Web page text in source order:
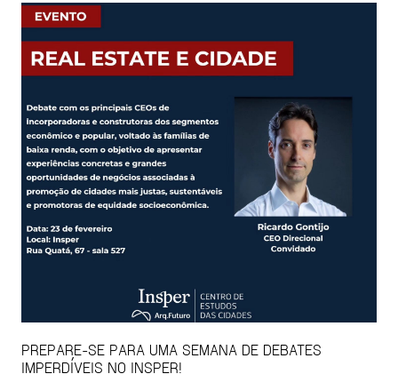
PREPARE-SE PARA UMA SEMANA DE DEBATES
IMPERDÍVEIS NO INSPER!